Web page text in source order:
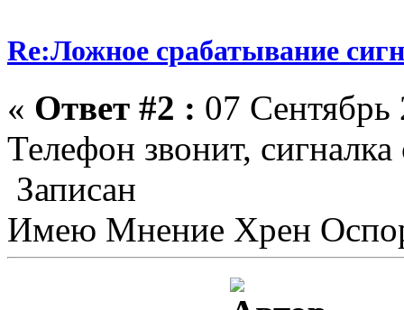
Re:Ложное срабатывание
« Ответ #2 : 07
Телефон звонит, сигналка
Записан
Имею Мнение Хрен